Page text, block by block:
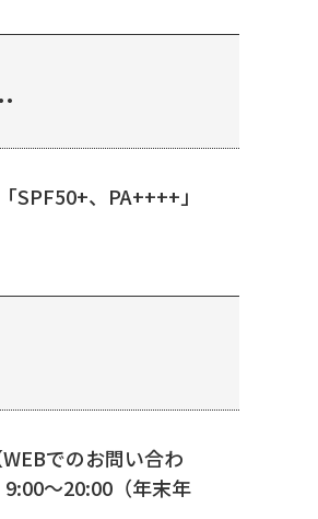
、PA++++」
でのお問い合わ
～20:00（年末年